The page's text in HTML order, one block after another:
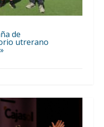
de
utrerano